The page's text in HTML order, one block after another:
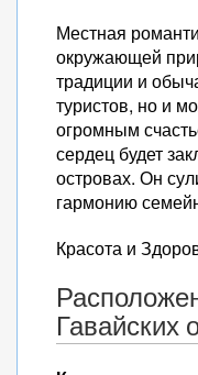
Местная
окружающей
традиции и
туристов, но и
огромным
сердец будет
островах. Он
гармонию
Красота и
Гавайских